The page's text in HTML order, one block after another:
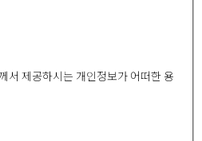
서 제공하시는 개인정보가 어떠한 용